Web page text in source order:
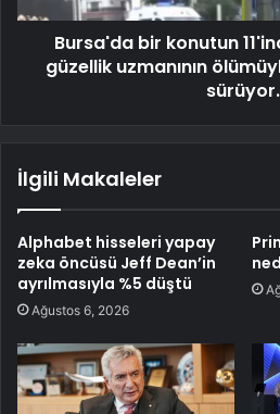
Bursa'da bir konutun
güzellik uzmanının
sürüyor.
İlgili Makaleler
Alphabet hisseleri yapay
zeka öncüsü Jeff Dean’in
ayrılmasıyla %5 düştü
Ağustos 6, 2026